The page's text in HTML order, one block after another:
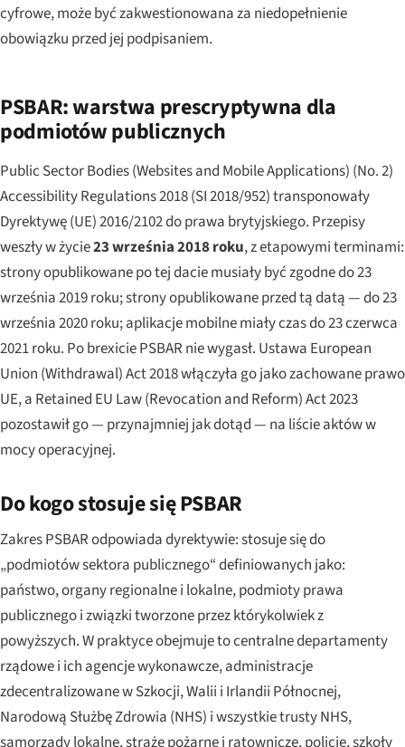
cyfrowe, może być zakwestionowana za niedopełnienie
obowiązku przed jej podpisaniem.
PSBAR: warstwa prescryptywna dla
podmiotów publicznych
Public Sector Bodies (Websites and Mobile Applications) (No. 2)
Accessibility Regulations 2018 (SI 2018/952) transponowały
Dyrektywę (UE) 2016/2102 do prawa brytyjskiego. Przepisy
weszły w życie23 września 2018 roku, z etapowymi terminami:
strony opublikowane po tej dacie musiały być zgodne do 23
września 2019 roku; strony opublikowane przed tą datą — do 23
września 2020 roku; aplikacje mobilne miały czas do 23 czerwca
2021 roku. Po brexicie PSBAR nie wygasł. Ustawa European
Union (Withdrawal) Act 2018 włączyła go jako zachowane prawo
UE, a Retained EU Law (Revocation and Reform) Act 2023
pozostawił go — przynajmniej jak dotąd — na liście aktów w
mocy operacyjnej.
Do kogo stosuje się PSBAR
Zakres PSBAR odpowiada dyrektywie: stosuje się do
„podmiotów sektora publicznego“ definiowanych jako:
państwo, organy regionalne i lokalne, podmioty prawa
publicznego i związki tworzone przez którykolwiek z
powyższych. W praktyce obejmuje to centralne departamenty
rządowe i ich agencje wykonawcze, administracje
zdecentralizowane w Szkocji, Walii i Irlandii Północnej,
Narodową Służbę Zdrowia (NHS) i wszystkie trusty NHS,
samorządy lokalne, straże pożarne i ratownicze, policję, szkoły